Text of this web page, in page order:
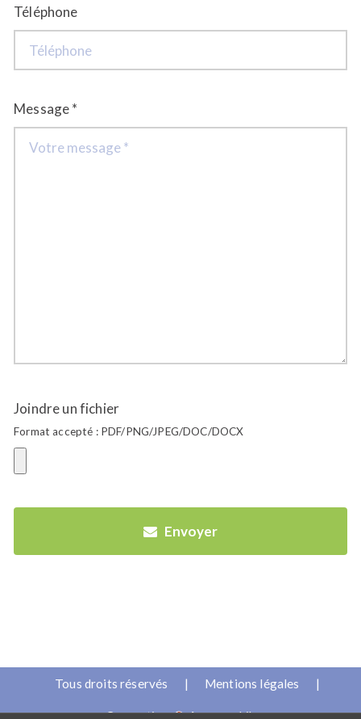
Téléphone
Message *
Joindre un fichier
Format accepté : PDF/PNG/JPEG/DOC/DOCX
Envoyer
Tous droits réservés | Mentions légales |